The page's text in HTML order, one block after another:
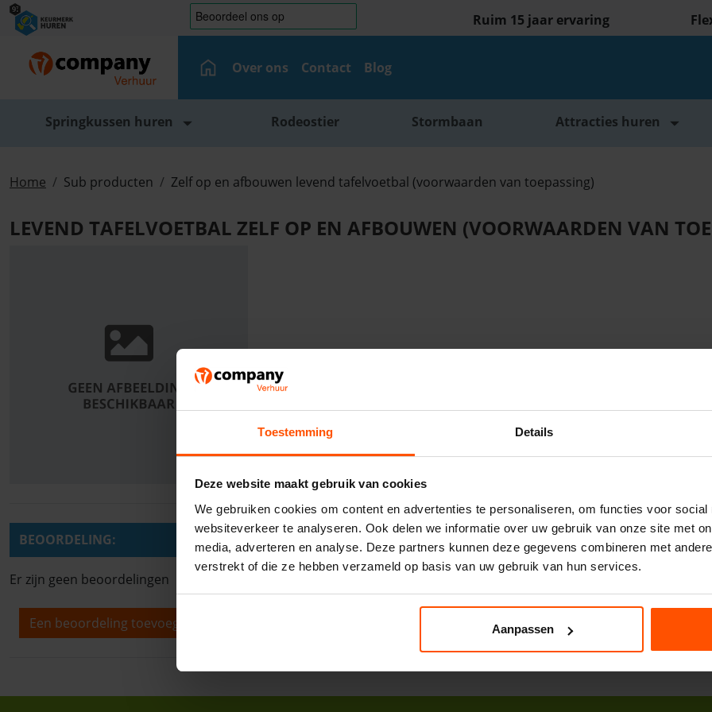
Toestemming Details
Deze website maakt gebruik van cookies
We gebruiken cookies om content en advertenties te personaliseren, om functies voor social
websiteverkeer te analyseren. Ook delen we informatie over uw gebruik van onze site met
media, adverteren en analyse. Deze partners kunnen deze gegevens combineren met
verstrekt of die ze hebben verzameld op basis van uw gebruik van hun services.
Aanpassen
Ruim 15 jaar ervaring
Over ons Contact Blog
Springkussen huren Rodeostier Stormbaan Attracties huren
Home Sub producten Zelf op en afbouwen levend tafelvoetbal (voorwaarden van toepassing)
LEVEND TAFELVOETBAL ZELF OP EN AFBOUWEN (VOORWAARDEN VAN
BEOORDELING:
Er zijn geen beoordelingen
Een beoordeling toevoegen